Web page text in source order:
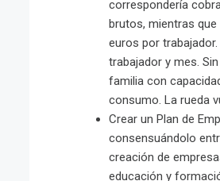
correspondería
brutos, mientras que
euros por
trabajador y mes.
familia con
consumo. La rueda
Crear un Plan de
consensuándolo
creación de
educación y